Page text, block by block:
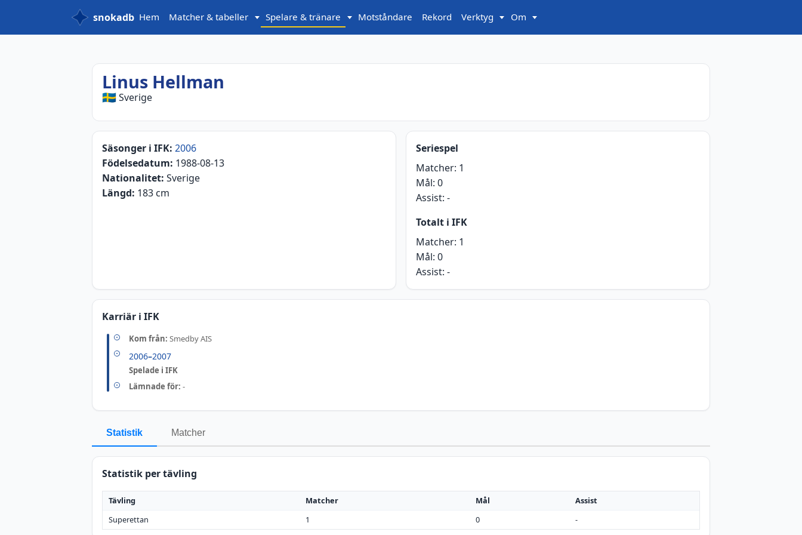
snokadb Hem Matcher & tabeller Spelare & tränare Motståndare Rekord Verktyg Om
Linus Hellman
🇸🇪Sverige
Säsonger i IFK: 2006
Födelsedatum: 1988-08-13
Nationalitet: Sverige
Längd: 183 cm
Seriespel
Matcher: 1
Mål: 0
Assist: -
Totalt i IFK
Matcher: 1
Mål: 0
Assist: -
Karriär i IFK
Kom från: Smedby AIS
2006–2007
Spelade i IFK
Lämnade för: -
Statistik Matcher
Statistik per tävling
Tävling Matcher Mål
Assist
Superettan
1 0 -